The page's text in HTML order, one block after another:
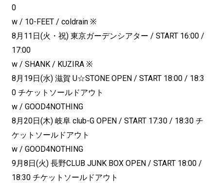
0
w / 10-FEET / coldrain ※
8月11日(火・祝) 東京ガーデンシアター / START 16:00 /
17:00
w / SHANK / KUZIRA ※
8月19日(水) 滋賀 U☆STONE OPEN / START 18:00 / 18:3
0 チケットソールドアウト
w / GOOD4NOTHING
8月20日(木) 岐阜 club-G OPEN / START 17:30 / 18:30 チ
ケットソールドアウト
w / GOOD4NOTHING
9月8日(火) 長野CLUB JUNK BOX OPEN / START 18:00 /
18:30 チケットソールドアウト